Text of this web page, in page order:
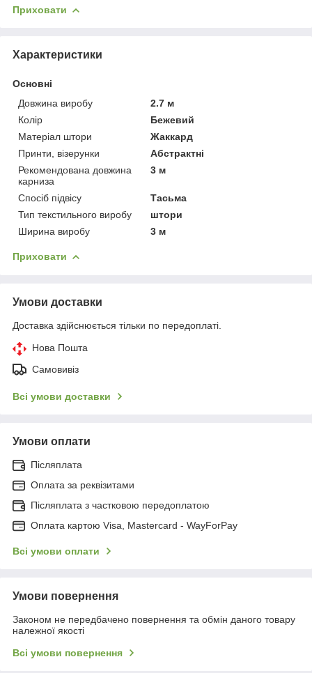
Приховати
Характеристики
Основні
Довжина виробу
2.7 м
Колір
Бежевий
Матеріал штори
Жаккард
Принти, візерунки
Абстрактні
Рекомендована довжина
карниза
3 м
Спосіб підвісу
Тасьма
Тип текстильного виробу
штори
Ширина виробу
3 м
Приховати
Умови доставки
Доставка здійснюється тільки по передоплаті.
Нова Пошта
Самовивіз
Всі умови доставки
Умови оплати
Післяплата
Оплата за реквізитами
Післяплата з частковою передоплатою
Оплата картою Visa, Mastercard - WayForPay
Всі умови оплати
Умови повернення
Законом не передбачено повернення та обмін даного товару
належної якості
Всі умови повернення